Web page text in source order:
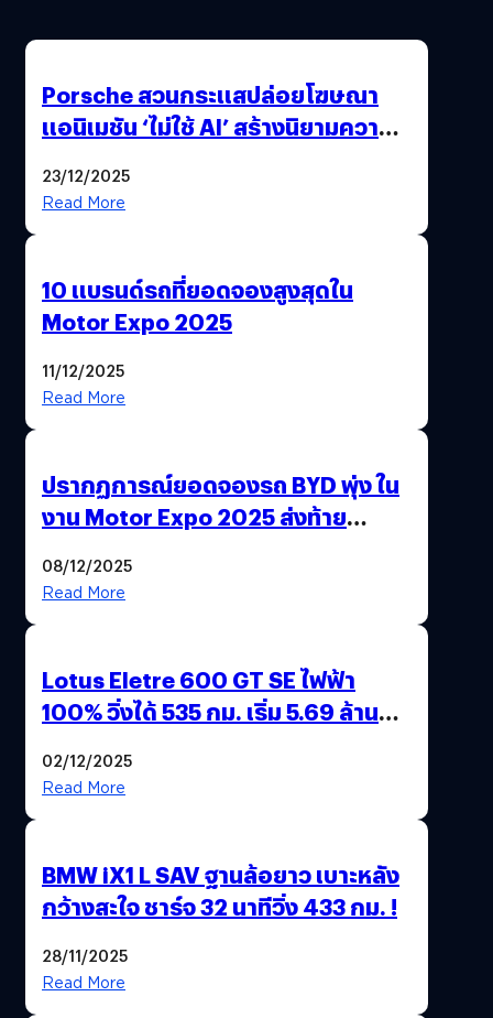
Porsche สวนกระแสปล่อยโฆษณา
แอนิเมชัน ‘ไม่ใช้ AI’ สร้างนิยามความ
23/12/2025
Read More
10 แบรนด์รถที่ยอดจองสูงสุดใน
Motor Expo 2025
11/12/2025
Read More
ปรากฏการณ์ยอดจองรถ BYD พุ่ง ใน
งาน Motor Expo 2025 ส่งท้าย
08/12/2025
Read More
Lotus Eletre 600 GT SE ไฟฟ้า
100% วิ่งได้ 535 กม. เริ่ม 5.69 ล้าน
02/12/2025
Read More
BMW iX1 L SAV ฐานล้อยาว เบาะหลัง
กว้างสะใจ ชาร์จ 32 นาทีวิ่ง 433 กม. !
28/11/2025
Read More